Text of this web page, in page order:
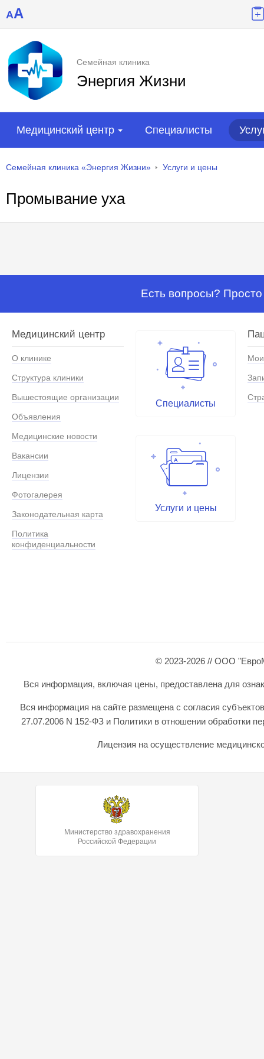
AA
Семейная клиника
Энергия Жизни
Медицинский центр Специалисты
Семейная клиника «Энергия Жизни» Услуги и цены
Промывание уха
Есть вопросы?
Медицинский центр
О клинике
Структура клиники
Вышестоящие организации
Объявления
Медицинские новости
Вакансии
Лицензии
Фотогалерея
Законодательная карта
Политика
конфиденциальности
Специалисты
Услуги и цены
© 2023-2026 // ООО
Вся информация, включая цены, предоставлена для
Вся информация на сайте размещена с согласия
27.07.2006 N 152-ФЗ и Политики в отношении обработки
Лицензия на осуществление
Министерство здравохранения
Российской Федерации